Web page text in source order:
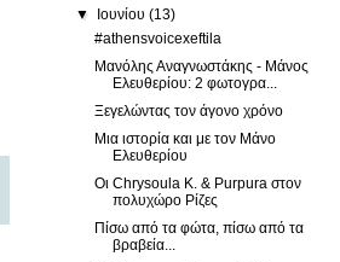
▼ Ιουνίου(13)
#athensvoicexeftila
Μανόλης Αναγνωστάκης - Μάνος
Ελευθερίου: 2 φωτογρα...
Ξεγελώντας τον άγονο χρόνο
Μια ιστορία και με τον Μάνο
Ελευθερίου
Οι Chrysoula K. & Purpura στον
πολυχώρο Ρίζες
Πίσω από τα φώτα, πίσω από τα
βραβεία...